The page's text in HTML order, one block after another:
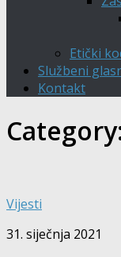
Etički
Službeni
Kontakt
Vijesti
31. siječnja 2021